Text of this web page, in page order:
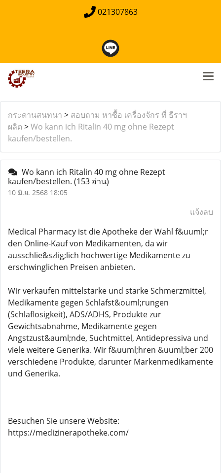
021307863
กระดานสนทนา > สอบถาม หาซื้อ เครื่องจักร ที่ ธีราฯ
ผลิต >Wo kann ich Ritalin 40 mg ohne Rezept
kaufen/bestellen.
Wo kann ich Ritalin 40 mg ohne Rezept
kaufen/bestellen. (153 อ่าน)
10 มิ.ย. 2568 18:05
แจ้งลบ
Medical Pharmacy ist die Apotheke der Wahl f&uuml;r
den Online-Kauf von Medikamenten, da wir
ausschlie&szlig;lich hochwertige Medikamente zu
erschwinglichen Preisen anbieten.
Wir verkaufen mittelstarke und starke Schmerzmittel,
Medikamente gegen Schlafst&ouml;rungen
(Schlaflosigkeit), ADS/ADHS, Produkte zur
Gewichtsabnahme, Medikamente gegen
Angstzust&auml;nde, Suchtmittel, Antidepressiva und
viele weitere Generika. Wir f&uuml;hren &uuml;ber 200
verschiedene Produkte, darunter Markenmedikamente
und Generika.
Besuchen Sie unsere Website:
https://medizinerapotheke.com/